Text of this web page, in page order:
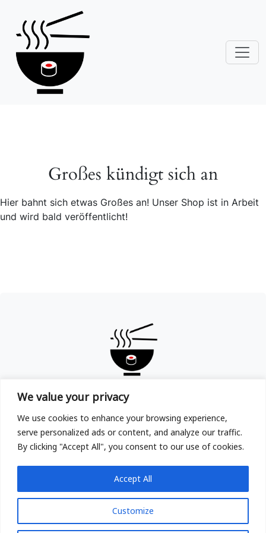
We value your privacy
We use cookies to enhance your browsing experience,
serve personalized ads or content, and analyze our traffic.
By clicking "Accept All", you consent to our use of cookies.
Customize
Accept All
Großes kündigt sich an
Hier bahnt sich etwas Großes an! Unser Shop ist in Arbeit
und wird bald veröffentlicht!
TOKYOYA
Main 2025